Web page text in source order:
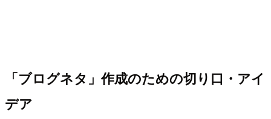
「ブログネタ」作成のための切り口・アイ
デア